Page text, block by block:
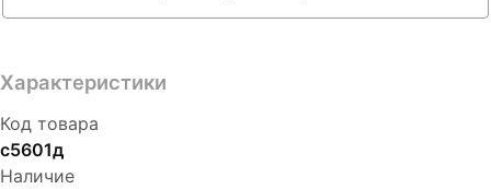
Характеристики
Код товара
с5601д
Наличие